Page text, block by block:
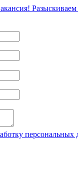
персональных